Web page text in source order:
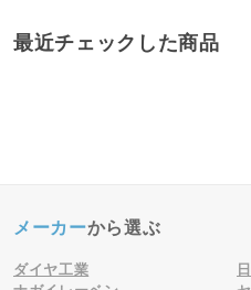
最近チェックした商品
メーカーから選ぶ
ダイヤ工業